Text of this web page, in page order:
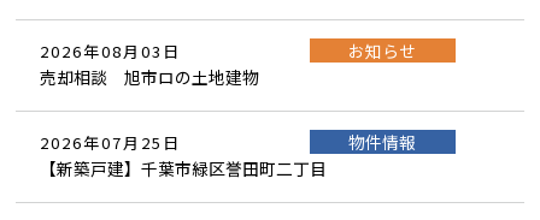
2026年08月03日
お知らせ
売却相談 旭市ロの土地建物
2026年07月25日
物件情報
【新築戸建】千葉市緑区誉田町二丁目